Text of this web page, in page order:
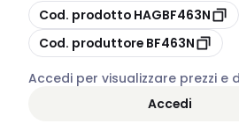
copia
Cod. prodotto HAGBF463N
copia
Cod. produttore BF463N
Accedi per visualizzare prezzi e
Accedi